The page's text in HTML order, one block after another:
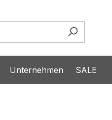
Unternehmen SALE